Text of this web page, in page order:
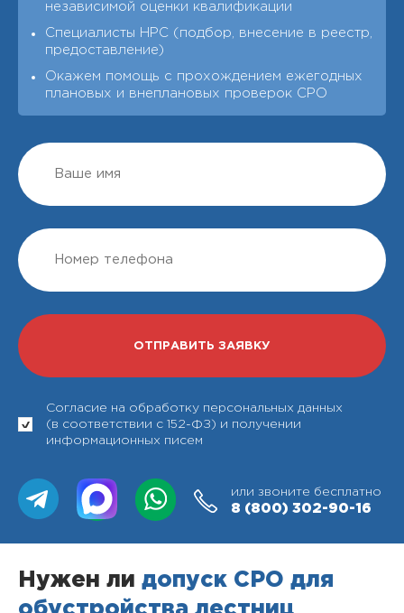
независимой оценки квалификации
Специалисты НРС (подбор, внесение в реестр,
предоставление)
Окажем помощь с прохождением ежегодных
плановых и внеплановых проверок СРО
Согласие на обработку персональных данных
(в соответствии с 152-ФЗ) и получении
информационных писем
или звоните бесплатно
8 (800) 302-90-16
Нужен ли допуск СРО для